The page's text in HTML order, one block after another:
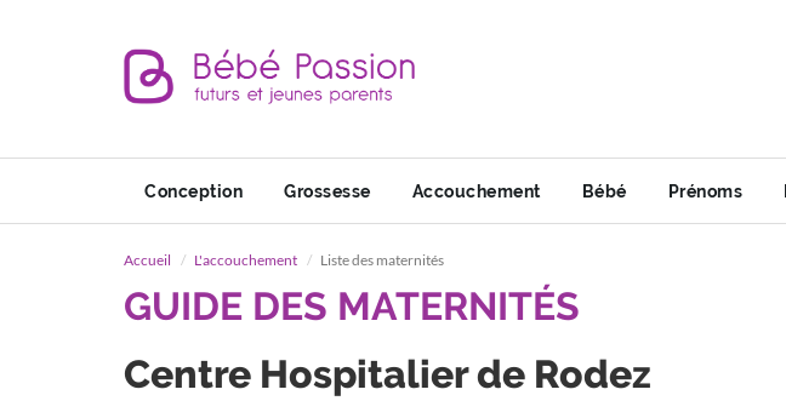
Conception Grossesse Accouchement Bébé Prénoms
Accueil L'accouchement Liste des maternités
GUIDE DES MATERNITÉS
Centre Hospitalier de Rodez